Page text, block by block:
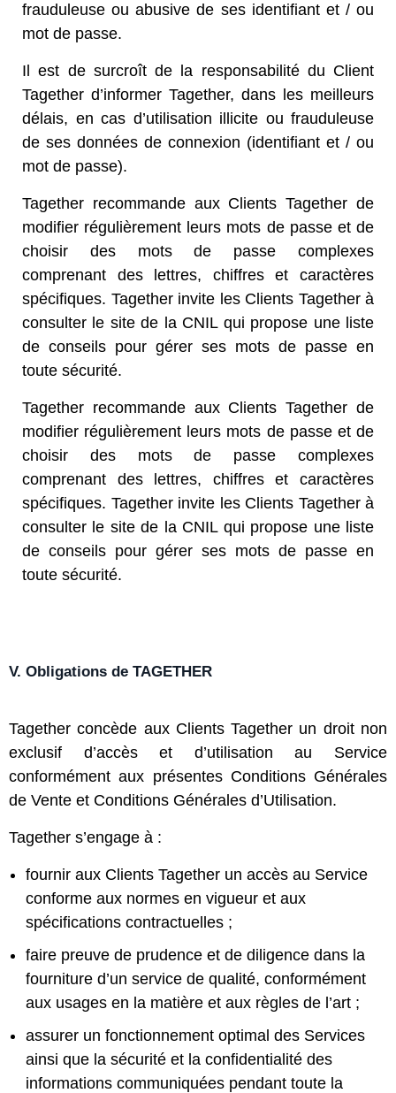
frauduleuse ou abusive de ses identifiant et / ou
mot de passe.
Il est de surcroît de la responsabilité du Client
Tagether d’informer Tagether, dans les meilleurs
délais, en cas d’utilisation illicite ou frauduleuse
de ses données de connexion (identifiant et / ou
mot de passe).
Tagether recommande aux Clients Tagether de
modifier régulièrement leurs mots de passe et de
choisir des mots de passe complexes
comprenant des lettres, chiffres et caractères
spécifiques. Tagether invite les Clients Tagether à
consulter le site de la CNIL qui propose une liste
de conseils pour gérer ses mots de passe en
toute sécurité.
Tagether recommande aux Clients Tagether de
modifier régulièrement leurs mots de passe et de
choisir des mots de passe complexes
comprenant des lettres, chiffres et caractères
spécifiques. Tagether invite les Clients Tagether à
consulter le site de la CNIL qui propose une liste
de conseils pour gérer ses mots de passe en
toute sécurité.
V. Obligations de TAGETHER
Tagether concède aux Clients Tagether un droit non
exclusif d’accès et d’utilisation au Service
conformément aux présentes Conditions Générales
de Vente et Conditions Générales d’Utilisation.
Tagether s’engage à :
fournir aux Clients Tagether un accès au Service
conforme aux normes en vigueur et aux
spécifications contractuelles ;
faire preuve de prudence et de diligence dans la
fourniture d’un service de qualité, conformément
aux usages en la matière et aux règles de l’art ;
assurer un fonctionnement optimal des Services
ainsi que la sécurité et la confidentialité des
informations communiquées pendant toute la